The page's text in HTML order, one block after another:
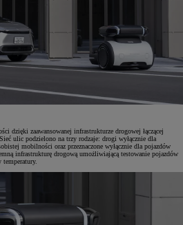
dzięki zaawansowanej infrastrukturze drogowej łączącej
ulic podzielono na trzy rodzaje: drogi wyłącznie dla
mobilności oraz przeznaczone wyłącznie dla pojazdów
infrastrukturę drogową umożliwiającą testowanie pojazdów
temperatury.